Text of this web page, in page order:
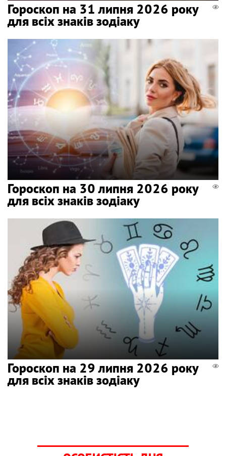
Гороскоп на 31 липня 2026 року
для всіх знаків зодіаку
Гороскоп на 30 липня 2026 року
для всіх знаків зодіаку
Гороскоп на 29 липня 2026 року
для всіх знаків зодіаку